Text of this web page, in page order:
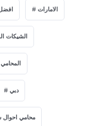
الامارات
الشيكات
دبي
محامي